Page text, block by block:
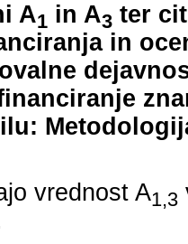
A1 in A3 ter
in
vrednost A1,3